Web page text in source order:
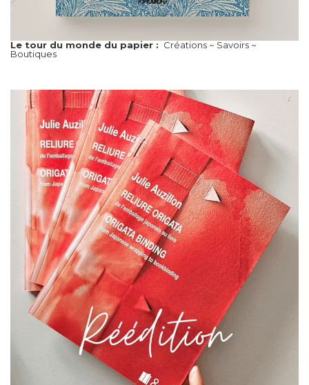
Le tour du monde du papier : Créations ~ Savoirs ~
Boutiques